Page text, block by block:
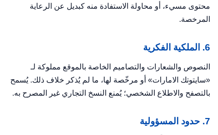
محتوى مسيء، أو محاولة الاستفادة منه كبديل عن الرعاية
المرخصة.
6. الملكية الفكرية
النصوص والشعارات والتصاميم الخاصة بالموقع مملوكة لـ
«سايتوتك الامارات» أو مرخّصة لها، ما لم يُذكر خلاف ذلك. يُسمح
بالتصفح والاطلاع الشخصي؛ يُمنع النسخ التجاري غير المصرح به.
7. حدود المسؤولية